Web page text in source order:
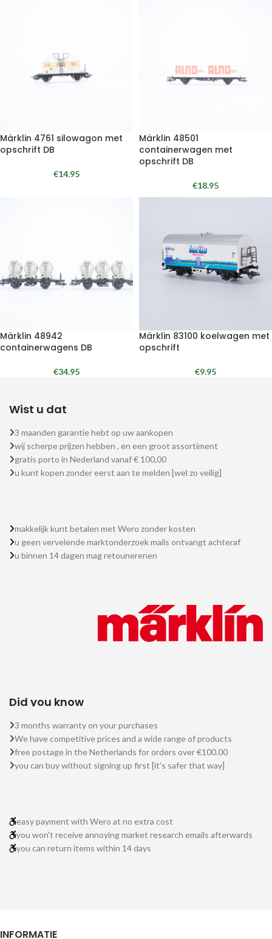
Märklin 4761 silowagon met
opschrift DB
€14.95
Märklin 48501
containerwagen met
opschrift DB
€18.95
Märklin 48942
containerwagens DB
€34.95
Märklin 83100 koelwagen met
opschrift
€9.95
Wist u dat
3 maanden garantie hebt op uw aankopen
wij scherpe prijzen hebben , en een groot assortiment
gratis porto in Nederland vanaf € 100,00
u kunt kopen zonder eerst aan te melden [wel zo veilig]
makkelijk kunt betalen met Wero zonder kosten
u geen vervelende marktonderzoek mails ontvangt achteraf
u binnen 14 dagen mag retounerenen
Did you know
3 months warranty on your purchases
We have competitive prices and a wide range of products
free postage in the Netherlands for orders over €100.00
you can buy without signing up first [it's safer that way]
easy payment with Wero at no extra cost
you won't receive annoying market research emails afterwards
you can return items within 14 days
INFORMATIE